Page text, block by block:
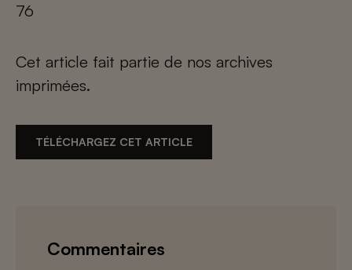
76
Cet article fait partie de nos archives
imprimées.
TÉLÉCHARGEZ CET ARTICLE
Commentaires